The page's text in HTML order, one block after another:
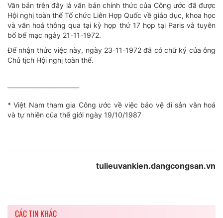
Văn bản trên đây là văn bản chính thức của Công ước đã được
Hội nghị toàn thể Tổ chức Liên Hợp Quốc về giáo dục, khoa học
và văn hoá thông qua tại kỳ họp thứ 17 họp tại Paris và tuyên
bố bế mạc ngày 21-11-1972.
Ðể nhận thức việc này, ngày 23-11-1972 đã có chữ ký của ông
Chủ tịch Hội nghị toàn thể.
* Việt Nam tham gia Công ước về việc bảo vệ di sản văn hoá
và tự nhiên của thế giới ngày 19/10/1987
tulieuvankien.dangcongsan.vn
CÁC TIN KHÁC